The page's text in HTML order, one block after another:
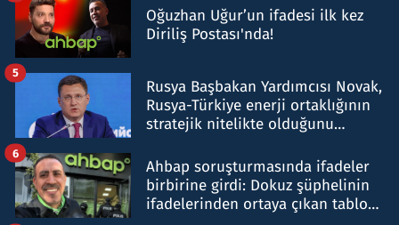
Oğuzhan Uğur’un ifadesi ilk kez
Diriliş Postası'nda!
Rusya Başbakan Yardımcısı Novak,
Rusya-Türkiye enerji ortaklığının
stratejik nitelikte olduğunu
5
Ahbap soruşturmasında ifadeler
birbirine girdi: Dokuz şüphelinin
ifadelerinden ortaya çıkan tablo
6